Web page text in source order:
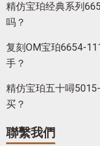
精仿宝珀经典系列
吗？
复刻OM宝珀6654-
手？
精仿宝珀五十噚
买？
聯繫我們